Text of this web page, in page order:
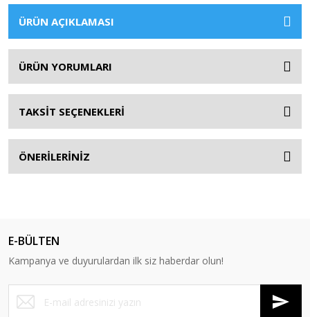
ÜRÜN AÇIKLAMASI
ÜRÜN YORUMLARI
TAKSİT SEÇENEKLERİ
ÖNERİLERİNİZ
E-BÜLTEN
Kampanya ve duyurulardan ilk siz haberdar olun!